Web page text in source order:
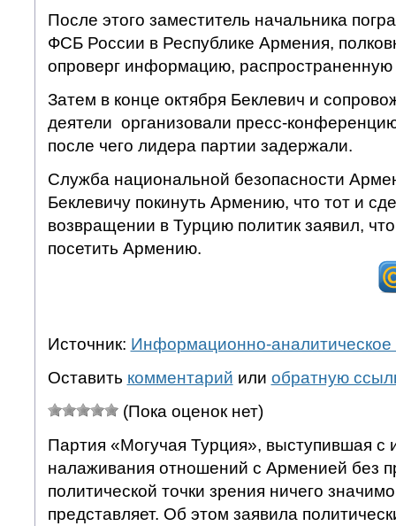
После этого заместитель начальника
ФСБ России в Республике Армения,
опроверг информацию,
Затем в конце октября Беклевич и
деятели организовали пресс-
после чего лидера партии задержали.
Служба национальной безопасности
Беклевичу покинуть Армению, что тот и
возвращении в Турцию политик заявил,
посетить Армению.
Источник: Информационно-аналитическое
Оставить комментарий или обратную
(Пока оценок нет)
Партия «Могучая Турция», выступившая с
налаживания отношений с Арменией без
политической точки зрения ничего
представляет. Об этом заявила